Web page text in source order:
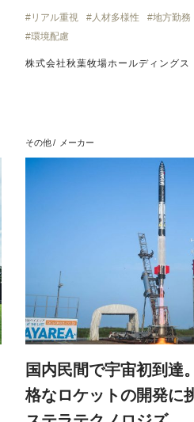
リアル重視 人材多様性 地方勤務
環境配慮
株式会社秋葉牧場ホールディングス
その他 メーカー
国内民間で宇宙初到達
格なロケットの開発に